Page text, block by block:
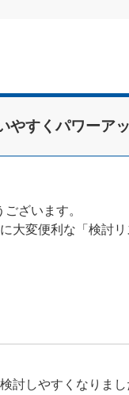
やすくパワーア
ざいます。
大変便利な「検討
討しやすくなりまし